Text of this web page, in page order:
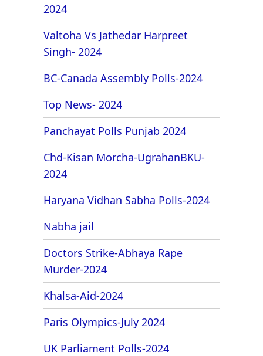
2024
Valtoha Vs Jathedar Harpreet
Singh- 2024
BC-Canada Assembly Polls-2024
Top News- 2024
Panchayat Polls Punjab 2024
Chd-Kisan Morcha-UgrahanBKU-
2024
Haryana Vidhan Sabha Polls-2024
Nabha jail
Doctors Strike-Abhaya Rape
Murder-2024
Khalsa-Aid-2024
Paris Olympics-July 2024
UK Parliament Polls-2024